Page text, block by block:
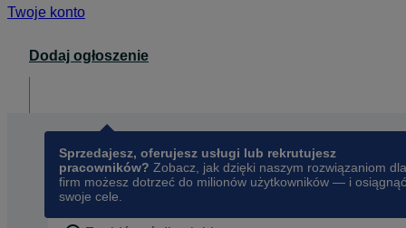
Twoje konto
Dodaj ogłoszenie
Sprzedajesz, oferujesz usługi lub rekrutujesz
pracowników? Zobacz, jak dzięki naszym rozwiązaniom dla
firm możesz dotrzeć do milionów użytkowników — i osiągnąć
swoje cele.